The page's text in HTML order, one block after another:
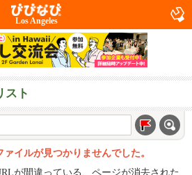
Los Angeles
スト
イルが見つかりませんでした。
が間違っている、ページが消去された